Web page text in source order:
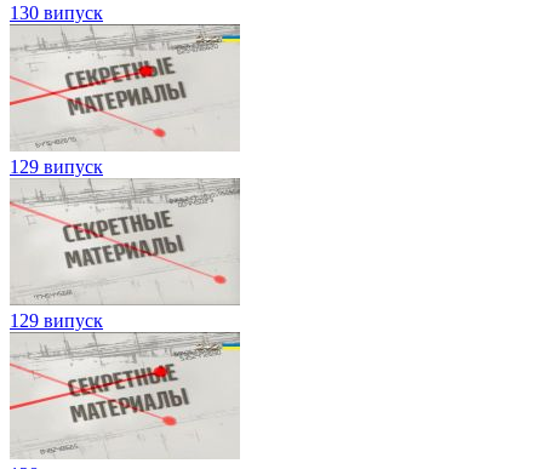
130 випуск
129 випуск
129 випуск